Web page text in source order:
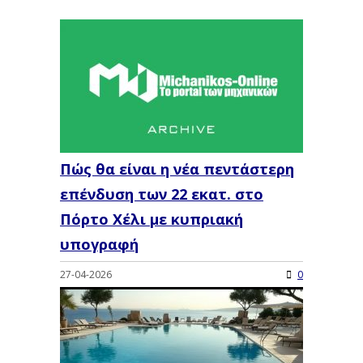
Πώς θα είναι η νέα πεντάστερη
επένδυση των 22 εκατ. στο
Πόρτο Χέλι με κυπριακή
υπογραφή
27-04-2026 0